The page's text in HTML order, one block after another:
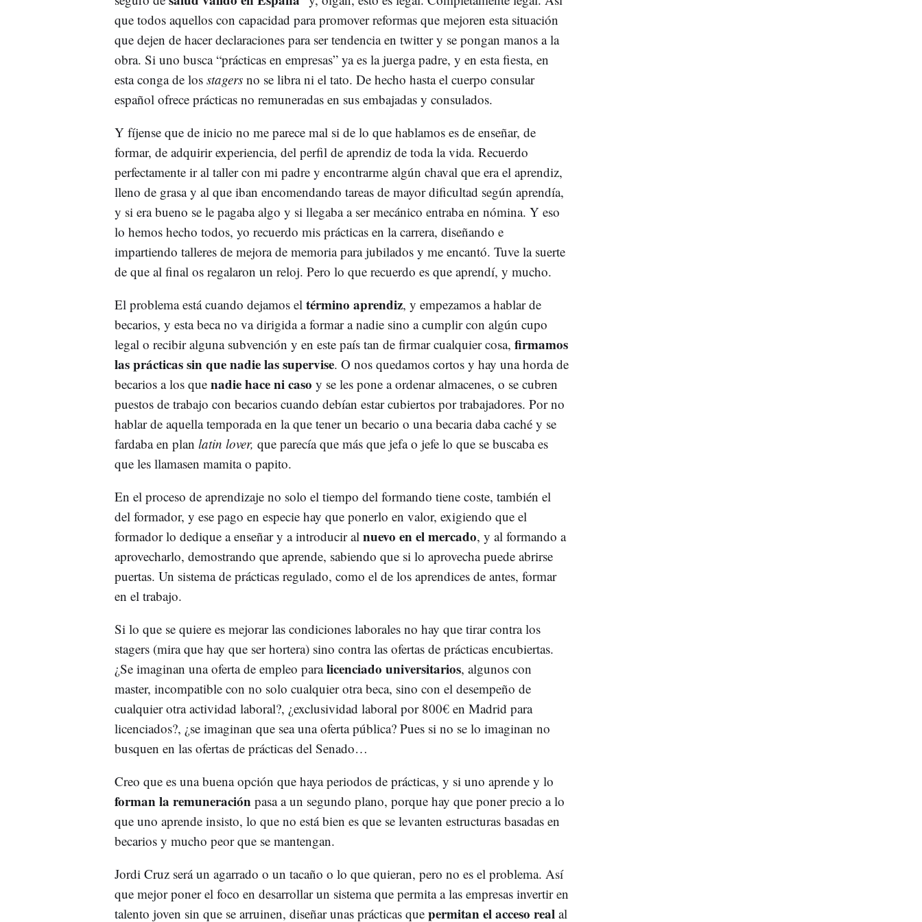
que todos aquellos con capacidad para promover reformas que mejoren esta situación
que dejen de hacer declaraciones para ser tendencia en twitter y se pongan manos a la
obra. Si uno busca “prácticas en empresas” ya es la juerga padre, y en esta fiesta, en
esta conga de los stagers no se libra ni el tato. De hecho hasta el cuerpo consular
español ofrece prácticas no remuneradas en sus embajadas y consulados.
Y fíjense que de inicio no me parece mal si de lo que hablamos es de enseñar, de
formar, de adquirir experiencia, del perfil de aprendiz de toda la vida. Recuerdo
perfectamente ir al taller con mi padre y encontrarme algún chaval que era el aprendiz,
lleno de grasa y al que iban encomendando tareas de mayor dificultad según aprendía,
y si era bueno se le pagaba algo y si llegaba a ser mecánico entraba en nómina. Y eso
lo hemos hecho todos, yo recuerdo mis prácticas en la carrera, diseñando e
impartiendo talleres de mejora de memoria para jubilados y me encantó. Tuve la suerte
de que al final os regalaron un reloj. Pero lo que recuerdo es que aprendí, y mucho.
El problema está cuando dejamos el término aprendiz, y empezamos a hablar de
becarios, y esta beca no va dirigida a formar a nadie sino a cumplir con algún cupo
legal o recibir alguna subvención y en este país tan de firmar cualquier cosa, firmamos
las prácticas sin que nadie las supervise. O nos quedamos cortos y hay una horda de
becarios a los que nadie hace ni caso y se les pone a ordenar almacenes, o se cubren
puestos de trabajo con becarios cuando debían estar cubiertos por trabajadores. Por no
hablar de aquella temporada en la que tener un becario o una becaria daba caché y se
fardaba en plan latin lover, que parecía que más que jefa o jefe lo que se buscaba es
que les llamasen mamita o papito.
En el proceso de aprendizaje no solo el tiempo del formando tiene coste, también el
del formador, y ese pago en especie hay que ponerlo en valor, exigiendo que el
formador lo dedique a enseñar y a introducir al nuevo en el mercado, y al formando a
aprovecharlo, demostrando que aprende, sabiendo que si lo aprovecha puede abrirse
puertas. Un sistema de prácticas regulado, como el de los aprendices de antes, formar
en el trabajo.
Si lo que se quiere es mejorar las condiciones laborales no hay que tirar contra los
stagers (mira que hay que ser hortera) sino contra las ofertas de prácticas encubiertas.
¿Se imaginan una oferta de empleo paralicenciado universitarios, algunos con
master, incompatible con no solo cualquier otra beca, sino con el desempeño de
cualquier otra actividad laboral?, ¿exclusividad laboral por 800€ en Madrid para
licenciados?, ¿se imaginan que sea una oferta pública? Pues si no se lo imaginan no
busquen en las ofertas de prácticas del Senado…
Creo que es una buena opción que haya periodos de prácticas, y si uno aprende y lo
forman la remuneraciónpasa a un segundo plano, porque hay que poner precio a lo
que uno aprende insisto, lo que no está bien es que se levanten estructuras basadas en
becarios y mucho peor que se mantengan.
Jordi Cruz será un agarrado o un tacaño o lo que quieran, pero no es el problema. Así
que mejor poner el foco en desarrollar un sistema que permita a las empresas invertir en
talento joven sin que se arruinen, diseñar unas prácticas que permitan el acceso realal